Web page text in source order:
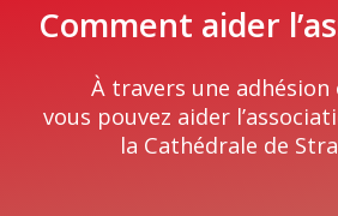
Comment aider
À travers une adhésion
vous pouvez aider
la Cathédrale de